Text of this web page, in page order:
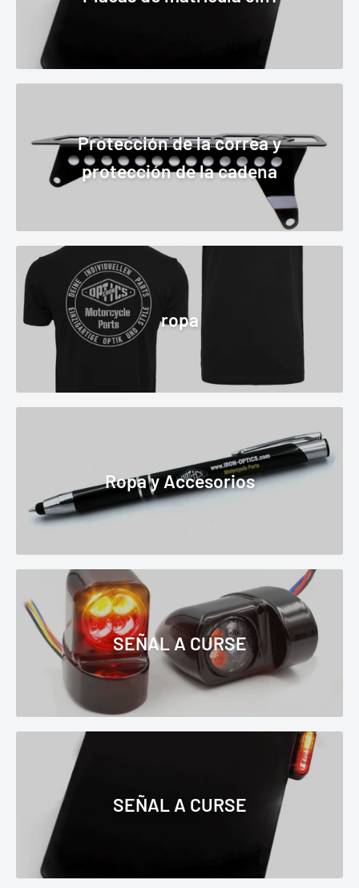
Protección de la correa y
protección de la cadena
ropa
Ropa y Accesorios
SEÑAL A CURSE
SEÑAL A CURSE